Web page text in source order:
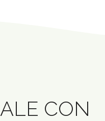
CON